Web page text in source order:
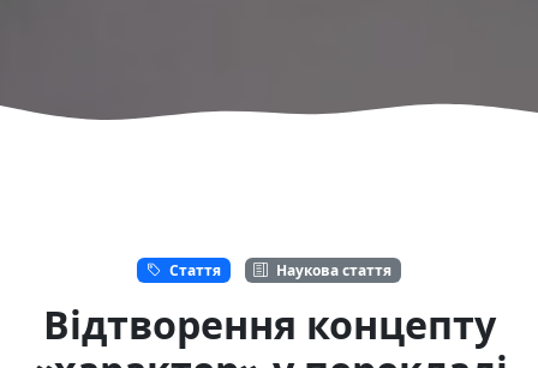
Стаття Наукова стаття
Відтворення концепту